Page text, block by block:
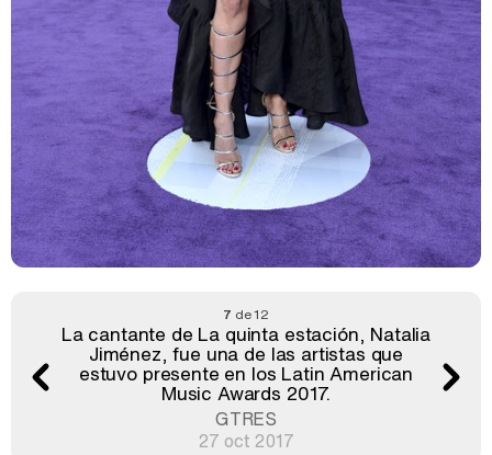
7 de 12
La cantante de La quinta estación, Natalia
Jiménez, fue una de las artistas que
estuvo presente en los Latin American
Music Awards 2017.
GTRES
27 oct 2017